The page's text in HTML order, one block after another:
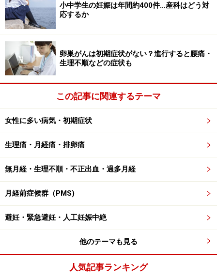
小中学生の妊娠は年間約400件…産科はどう対
応するか
卵巣がんは初期症状がない？進行すると腰痛・
生理不順などの症状も
この記事に関連するテーマ
女性に多い病気・初期症状
生理痛・月経痛・排卵痛
無月経・生理不順・不正出血・過多月経
月経前症候群（PMS)
避妊・緊急避妊・人工妊娠中絶
他のテーマも見る
人気記事ランキング